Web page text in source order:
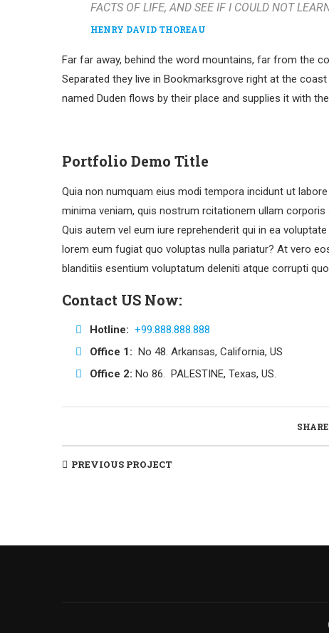
FACTS OF LIFE, AND SEE IF I COULD NOT
HENRY DAVID THOREAU
Far far away, behind the word mountains, far from the
Separated they live in Bookmarksgrove right at the
named Duden flows by their place and supplies it with
Portfolio Demo Title
Quia non numquam eius modi tempora incidunt ut
minima veniam, quis nostrum rcitationem ullam
Quis autem vel eum iure reprehenderit qui in ea
lorem eum fugiat quo voluptas nulla pariatur? At vero
blanditiis esentium voluptatum deleniti atque corrupti
Contact US Now:
Hotline: +99.888.888.888
Office 1: No 48. Arkansas, California, US
Office 2: No 86. PALESTINE, Texas, US.
SHARE
PREVIOUS PROJECT